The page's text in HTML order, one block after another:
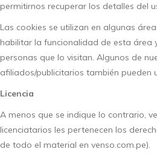
permitirnos recuperar los detalles del
Las cookies se utilizan en algunas
habilitar la funcionalidad de esta área
personas que lo visitan. Algunos de
afiliados/publicitarios también pueden
Licencia
A menos que se indique lo contrario,
licenciatarios les pertenecen los
de todo el material en venso.com.pe).